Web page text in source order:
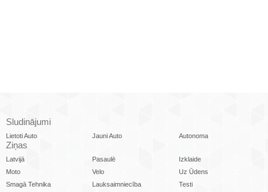
Sludinājumi
Lietoti Auto Jauni Auto Autonoma
Ziņas
Latvijā Pasaulē
Izklaide
Moto
Velo
Uz Ūdens
Smagā Tehnika
Lauksaimniecība
Testi